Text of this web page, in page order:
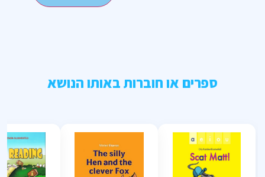
ספרים או חוברות באותו הנושא